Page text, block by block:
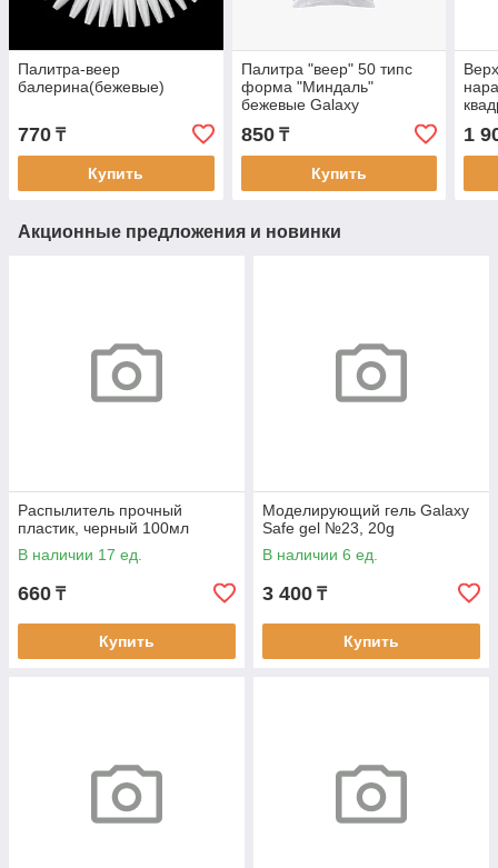
Палитра-веер
балерина(бежевые)
770 ₸
Купить
Палитра "веер" 50 типс
форма "Миндаль"
бежевые Galaxy
850₸
Купить
1
Акционные предложения и новинки
Распылитель прочный
пластик, черный 100мл
В наличии 17 ед.
660 ₸
Купить
Моделирующий гель Galaxy
Safe gel №23, 20g
В наличии 6 ед.
3 400 ₸
Купить